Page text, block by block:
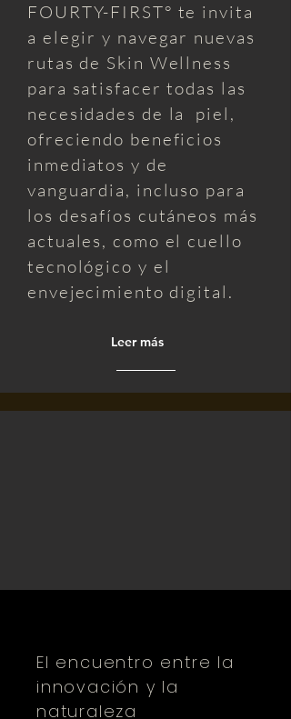
FOURTY-FIRST° te invita
a elegir y navegar nuevas
rutas de Skin Wellness
para satisfacer todas las
necesidades de la piel,
ofreciendo beneficios
inmediatos y de
vanguardia, incluso para
los desafíos cutáneos más
actuales, como el cuello
tecnológico y el
envejecimiento digital.
Leer más
El encuentro entre la
innovación y la
naturaleza